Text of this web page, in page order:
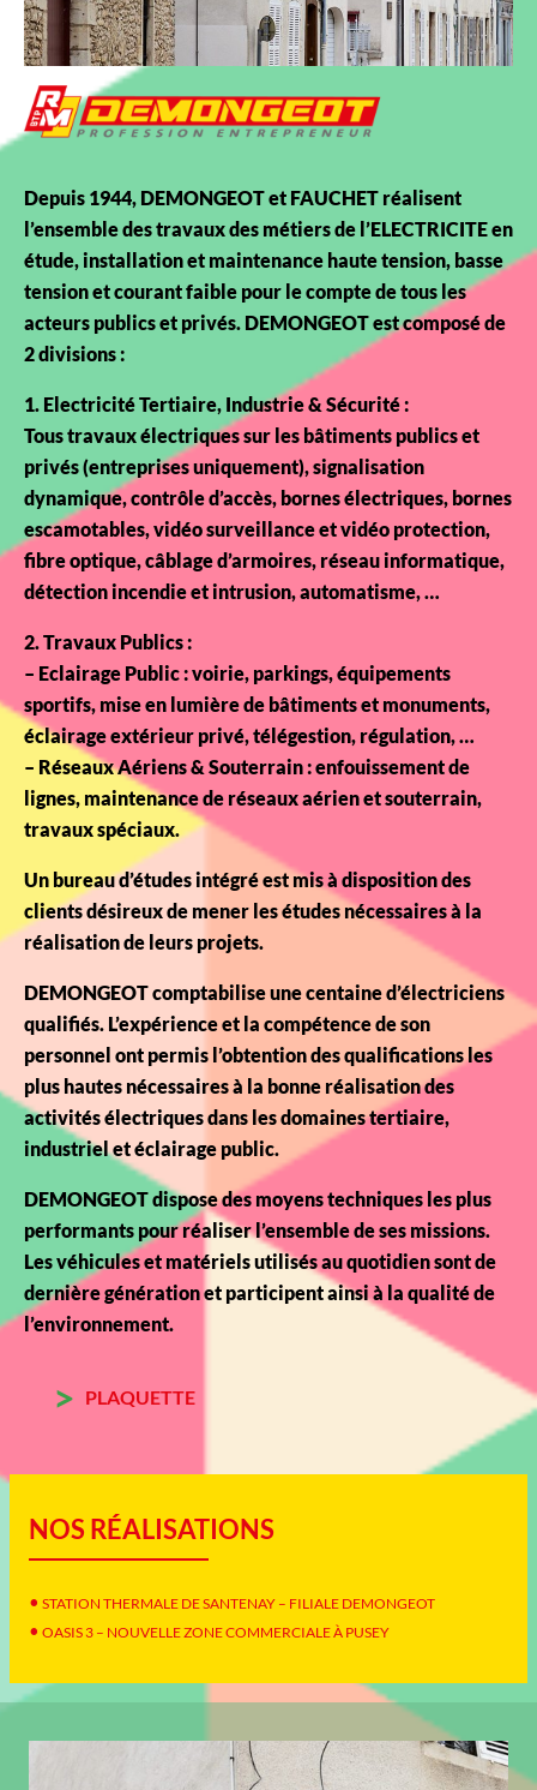
Depuis 1944, DEMONGEOT et FAUCHET réalisent
l’ensemble des travaux des métiers de l’ELECTRICITE en
étude, installation et maintenance haute tension, basse
tension et courant faible pour le compte de tous les
acteurs publics et privés. DEMONGEOT est composé de
2 divisions :
1. Electricité Tertiaire, Industrie & Sécurité :
Tous travaux électriques sur les bâtiments publics et
privés (entreprises uniquement), signalisation
dynamique, contrôle d’accès, bornes électriques, bornes
escamotables, vidéo surveillance et vidéo protection,
fibre optique, câblage d’armoires, réseau informatique,
détection incendie et intrusion, automatisme, …
2. Travaux Publics :
– Eclairage Public : voirie, parkings, équipements
sportifs, mise en lumière de bâtiments et monuments,
éclairage extérieur privé, télégestion, régulation, …
– Réseaux Aériens & Souterrain : enfouissement de
lignes, maintenance de réseaux aérien et souterrain,
travaux spéciaux.
Un bureau d’études intégré est mis à disposition des
clients désireux de mener les études nécessaires à la
réalisation de leurs projets.
DEMONGEOT comptabilise une centaine d’électriciens
qualifiés. L’expérience et la compétence de son
personnel ont permis l’obtention des qualifications les
plus hautes nécessaires à la bonne réalisation des
activités électriques dans les domaines tertiaire,
industriel et éclairage public.
DEMONGEOT dispose des moyens techniques les plus
performants pour réaliser l’ensemble de ses missions.
Les véhicules et matériels utilisés au quotidien sont de
dernière génération et participent ainsi à la qualité de
l’environnement.
PLAQUETTE
NOS RÉALISATIONS
STATION THERMALE DE SANTENAY – FILIALE DEMONGEOT
OASIS 3 – NOUVELLE ZONE COMMERCIALE À PUSEY